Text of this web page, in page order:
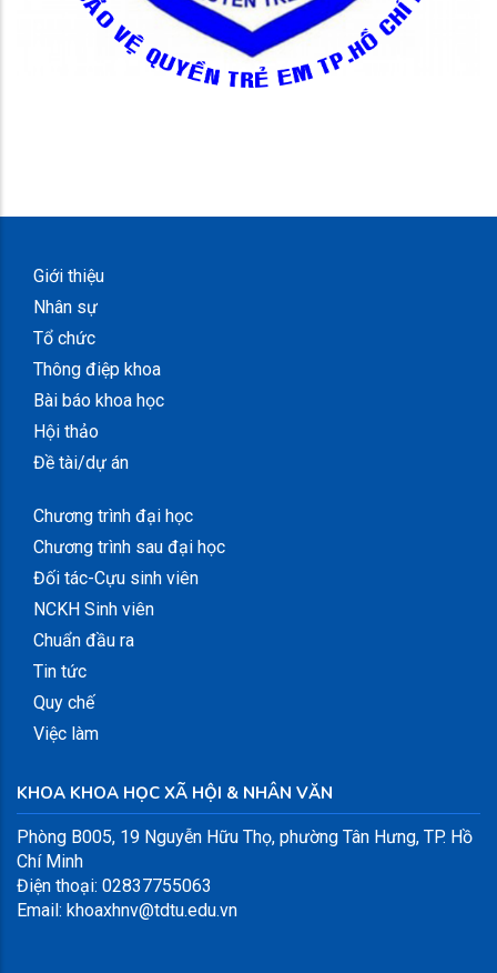
Giới thiệu
Nhân sự
Tổ chức
Thông điệp khoa
Bài báo khoa học
Hội thảo
Đề tài/dự án
Chương trình đại học
Chương trình sau đại học
Đối tác-Cựu sinh viên
NCKH Sinh viên
Chuẩn đầu ra
Tin tức
Quy chế
Việc làm
KHOA KHOA HỌC XÃ HỘI & NHÂN VĂN
Phòng B005, 19 Nguyễn Hữu Thọ, phường Tân Hưng, TP. Hồ
Chí Minh
Điện thoại: 02837755063
Email: khoaxhnv@tdtu.edu.vn